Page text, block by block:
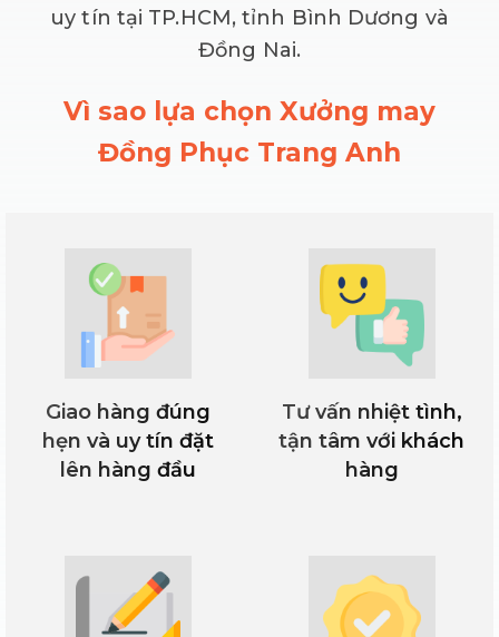
uy tín tại TP.HCM, tỉnh Bình Dương và
Đồng Nai.
Vì sao lựa chọn Xưởng may
Đồng Phục Trang Anh
Giao hàng đúng
hẹn và uy tín đặt
lên hàng đầu
Tư vấn nhiệt tình,
tận tâm với khách
hàng